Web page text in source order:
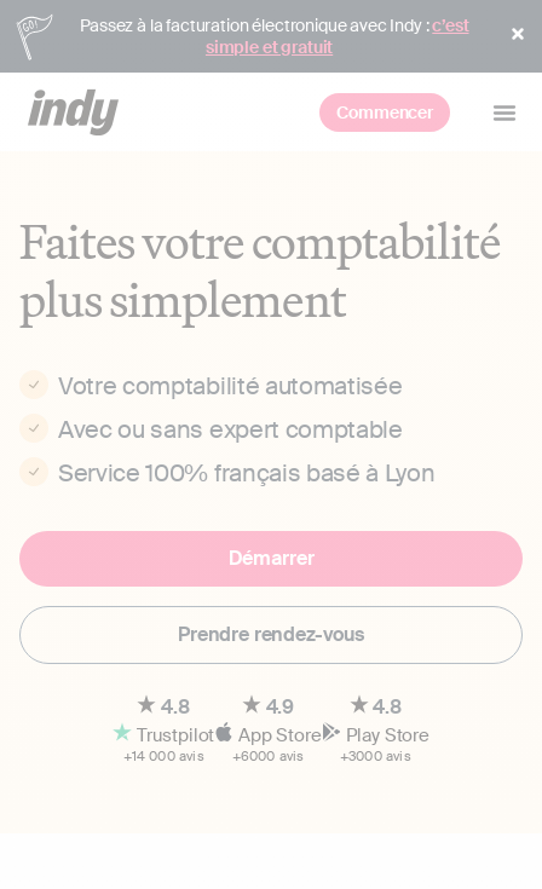
Passez à la facturation électronique avec Indy :c’est
simple et gratuit
Commencer
Faites votre comptabilité
plus simplement
Votre comptabilité automatisée
Avec ou sans expert comptable
Service 100% français basé à Lyon
Démarrer
Prendre rendez-vous
4.8
Trustpilot
+14 000 avis
4.9
App Store
+6000 avis
4.8
Play Store
+3000 avis